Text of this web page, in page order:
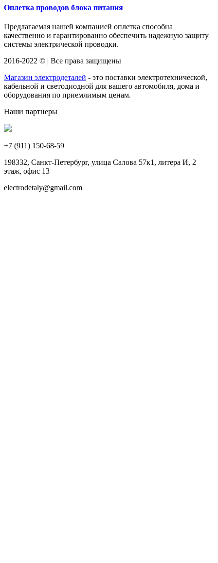
Оплетка проводов блока питания
Предлагаемая нашей компанией оплетка способна
качественно и гарантированно обеспечить надежную защиту
системы электрической проводки.
2016-2022 © | Все права защищены
Магазин электродеталей - это поставки электротехнической,
кабельной и светодиодной для вашего автомобиля, дома и
оборудования по приемлимым ценам.
Наши партнеры
+7 (911) 150-68-59
198332, Санкт-Петербург, улица Салова 57к1, литера И, 2
этаж, офис 13
electrodetaly@gmail.com